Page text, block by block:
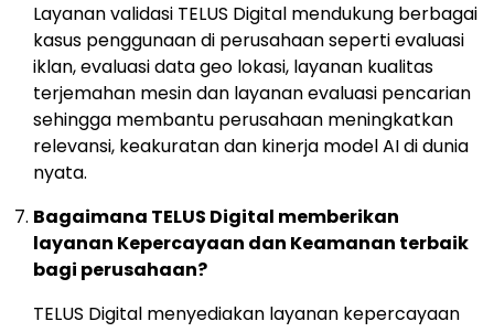
Layanan validasi TELUS Digital mendukung berbagai
kasus penggunaan di perusahaan seperti evaluasi
iklan, evaluasi data geo lokasi, layanan kualitas
terjemahan mesin dan layanan evaluasi pencarian
sehingga membantu perusahaan meningkatkan
relevansi, keakuratan dan kinerja model AI di dunia
nyata.
Bagaimana TELUS Digital memberikan
layanan Kepercayaan dan Keamanan terbaik
bagi perusahaan?
TELUS Digital menyediakan layanan kepercayaan